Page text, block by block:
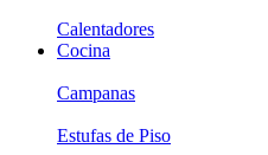
Calentadores
Cocina
Campanas
Estufas de Piso